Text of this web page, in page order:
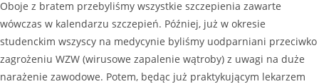
Oboje z bratem przebyliśmy wszystkie szczepienia zawarte
wówczas w kalendarzu szczepień. Później, już w okresie
studenckim wszyscy na medycynie byliśmy uodparniani przeciwko
zagrożeniu WZW (wirusowe zapalenie wątroby) z uwagi na duże
narażenie zawodowe. Potem, będąc już praktykującym lekarzem